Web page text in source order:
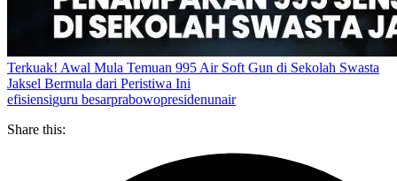
Terkuak! Awal Mula Temuan 995 Air Soft Gun di Sekolah Swasta
Jaksel Bermula dari Peristiwa Ini
efisiensiguru besarprabowopresidenunair
Share this: